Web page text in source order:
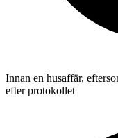
Innan en husaffär,
efter protokollet